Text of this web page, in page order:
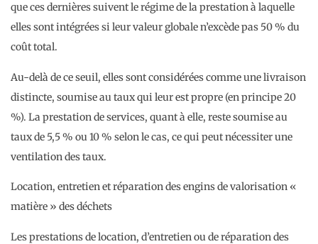
que ces dernières suivent le régime de la prestation à laquelle
elles sont intégrées si leur valeur globale n’excède pas 50 % du
coût total.
Au-delà de ce seuil, elles sont considérées comme une livraison
distincte, soumise au taux qui leur est propre (en principe 20
%). La prestation de services, quant à elle, reste soumise au
taux de 5,5 % ou 10 % selon le cas, ce qui peut nécessiter une
ventilation des taux.
Location, entretien et réparation des engins de valorisation «
matière » des déchets
Les prestations de location, d’entretien ou de réparation des